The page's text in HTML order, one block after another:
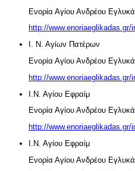
Ενορία Αγίου Ανδρέου
http://
Ι. Ν. Αγίων Πατέρων
Ενορία Αγίου Ανδρέου
http://
Ι.Ν. Αγίου Εφραίμ
Ενορία Αγίου Ανδρέου
http://
Ι.Ν. Αγίου Εφραίμ
Ενορία Αγίου Ανδρέου